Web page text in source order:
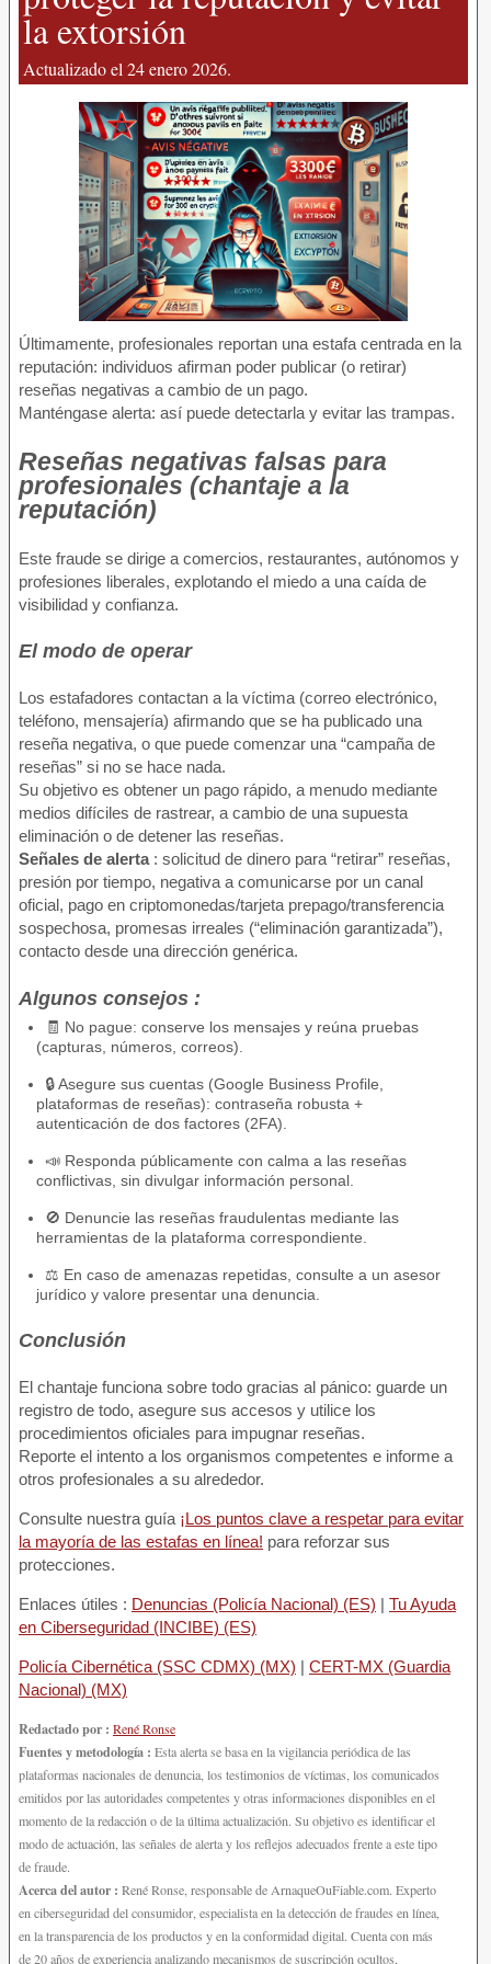
la extorsión
Actualizado el 24 enero 2026.
Últimamente, profesionales reportan una estafa centrada en la
reputación: individuos afirman poder publicar (o retirar)
reseñas negativas a cambio de un pago.
Manténgase alerta: así puede detectarla y evitar las trampas.
Reseñas negativas falsas para
profesionales (chantaje a la
reputación)
Este fraude se dirige a comercios, restaurantes, autónomos y
profesiones liberales, explotando el miedo a una caída de
visibilidad y confianza.
El modo de operar
Los estafadores contactan a la víctima (correo electrónico,
teléfono, mensajería) afirmando que se ha publicado una
reseña negativa, o que puede comenzar una “campaña de
reseñas” si no se hace nada.
Su objetivo es obtener un pago rápido, a menudo mediante
medios difíciles de rastrear, a cambio de una supuesta
eliminación o de detener las reseñas.
Señales de alerta: solicitud de dinero para “retirar” reseñas,
presión por tiempo, negativa a comunicarse por un canal
oficial, pago en criptomonedas/tarjeta prepago/transferencia
sospechosa, promesas irreales (“eliminación garantizada”),
contacto desde una dirección genérica.
Algunos consejos :
🧾 No pague: conserve los mensajes y reúna pruebas
(capturas, números, correos).
🔒 Asegure sus cuentas (Google Business Profile,
plataformas de reseñas): contraseña robusta +
autenticación de dos factores (2FA).
📣 Responda públicamente con calma a las reseñas
conflictivas, sin divulgar información personal.
🚫 Denuncie las reseñas fraudulentas mediante las
herramientas de la plataforma correspondiente.
⚖️ En caso de amenazas repetidas, consulte a un asesor
jurídico y valore presentar una denuncia.
Conclusión
El chantaje funciona sobre todo gracias al pánico: guarde un
registro de todo, asegure sus accesos y utilice los
procedimientos oficiales para impugnar reseñas.
Reporte el intento a los organismos competentes e informe a
otros profesionales a su alrededor.
Consulte nuestra guía ¡Los puntos clave a respetar para evitar
la mayoría de las estafas en línea! para reforzar sus
protecciones.
Enlaces útiles : Denuncias (Policía Nacional) (ES) | Tu Ayuda
en Ciberseguridad (INCIBE) (ES)
Policía Cibernética (SSC CDMX) (MX) | CERT-MX (Guardia
Nacional) (MX)
Redactado por : René Ronse
Fuentes y metodología : Esta alerta se basa en la vigilancia periódica de las
plataformas nacionales de denuncia, los testimonios de víctimas, los comunicados
emitidos por las autoridades competentes y otras informaciones disponibles en el
momento de la redacción o de la última actualización. Su objetivo es identificar el
modo de actuación, las señales de alerta y los reflejos adecuados frente a este tipo
de fraude.
Acerca del autor : René Ronse, responsable de ArnaqueOuFiable.com. Experto
en ciberseguridad del consumidor, especialista en la detección de fraudes en línea,
en la transparencia de los productos y en la conformidad digital. Cuenta con más
de 20 años de experiencia analizando mecanismos de suscripción ocultos,